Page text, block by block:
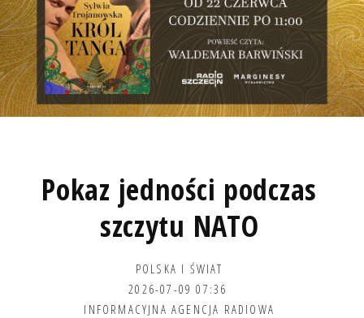
Pokaz jedności podczas
szczytu NATO
POLSKA I ŚWIAT
2026-07-09 07:36
INFORMACYJNA AGENCJA RADIOWA